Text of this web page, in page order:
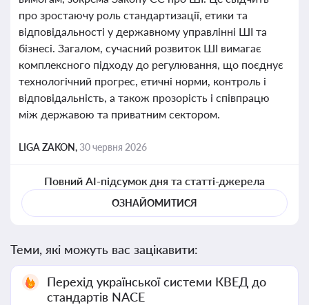
про зростаючу роль стандартизації, етики та
відповідальності у державному управлінні ШІ та
бізнесі. Загалом, сучасний розвиток ШІ вимагає
комплексного підходу до регулювання, що поєднує
технологічний прогрес, етичні норми, контроль і
відповідальність, а також прозорість і співпрацю
між державою та приватним сектором.
LIGA ZAKON,30 червня 2026
Повний AI-підсумок дня та статті-джерела
ОЗНАЙОМИТИСЯ
Теми, які можуть вас зацікавити:
Перехід української системи КВЕД до
стандартів NACE